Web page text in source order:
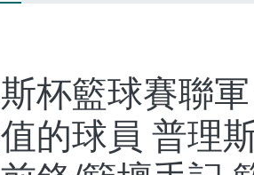
杯籃球賽聯
的球員 普理